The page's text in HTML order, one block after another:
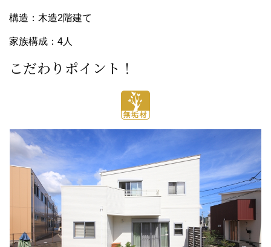
構造：木造2階建て
家族構成：4人
こだわりポイント！